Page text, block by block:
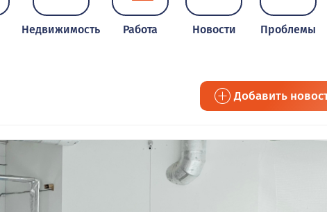
Недвижимость Работа Новости Проблемы
Добавить